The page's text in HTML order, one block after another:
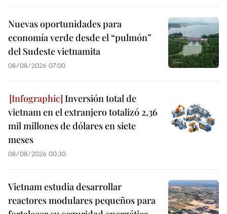
Nuevas oportunidades para
economía verde desde el “pulmón”
del Sudeste vietnamita
08/08/2026 07:00
Inversión total de
vietnam en el extranjero totalizó 2,36
mil millones de dólares en siete
meses
08/08/2026 00:30
Vietnam estudia desarrollar
reactores modulares pequeños para